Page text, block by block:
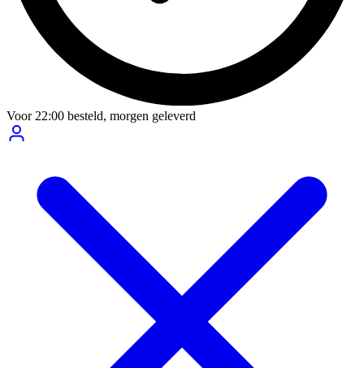
Voor22:00 besteld, morgen geleverd